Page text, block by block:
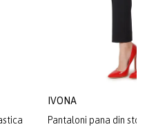
IVONA
Pantaloni pana din